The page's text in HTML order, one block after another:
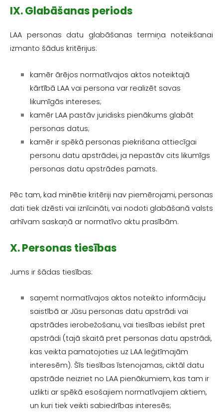
IX. Glabāšanas periods
LAA personas datu glabāšanas termiņa noteikšanai
izmanto šādus kritērijus:
kamēr ārējos normatīvajos aktos noteiktajā
kārtībā LAA vai persona var realizēt savas
likumīgās intereses;
kamēr LAA pastāv juridisks pienākums glabāt
personas datus;
kamēr ir spēkā personas piekrišana attiecīgai
personu datu apstrādei, ja nepastāv cits likumīgs
personas datu apstrādes pamats.
Pēc tam, kad minētie kritēriji nav piemērojami, personas
dati tiek dzēsti vai iznīcināti, vai nodoti glabāšanā valsts
arhīvam saskaņā ar normatīvo aktu prasībām.
X. Personas tiesības
Jums ir šādas tiesības:
saņemt normatīvajos aktos noteikto informāciju
saistībā ar Jūsu personas datu apstrādi vai
apstrādes ierobežošanu, vai tiesības iebilst pret
apstrādi (tajā skaitā pret personas datu apstrādi,
kas veikta pamatojoties uz LAA leģitīmajām
interesēm). Šīs tiesības īstenojamas, ciktāl datu
apstrāde neizriet no LAA pienākumiem, kas tam ir
uzlikti ar spēkā esošajiem normatīvajiem aktiem,
un kuri tiek veikti sabiedrības interesēs;